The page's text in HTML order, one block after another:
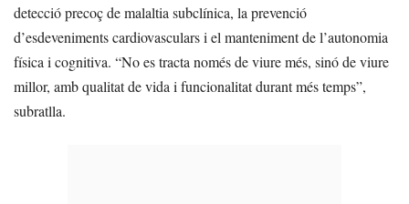
detecció precoç de malaltia subclínica, la prevenció
d’esdeveniments cardiovasculars i el manteniment de l’autonomia
física i cognitiva. “No es tracta només de viure més, sinó de viure
millor, amb qualitat de vida i funcionalitat durant més temps”,
subratlla.